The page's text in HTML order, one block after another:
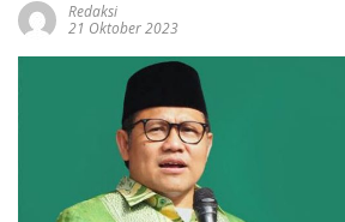
Redaksi
21 Oktober 2023